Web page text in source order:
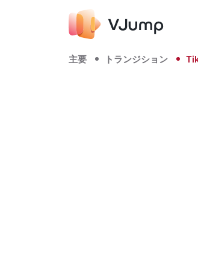
主要 トランジション